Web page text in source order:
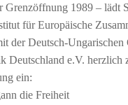
Grenzöffnung 1989 – lädt
für Europäische
der Deutsch-Ungarischen
Deutschland e.V. herzlich
ein:
die Freiheit